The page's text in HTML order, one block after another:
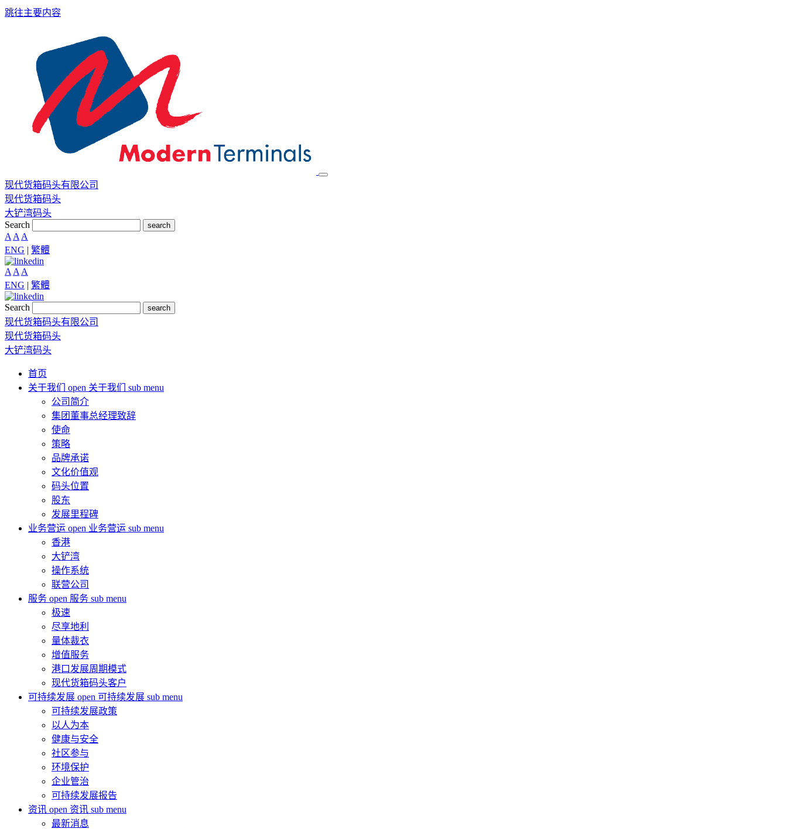
跳往主要内容
现代货箱码头有限公司
现代货箱码头
大铲湾码头
Search
search
A A A
ENG | 繁體
A A A
ENG | 繁體
Search search
现代货箱码头有限公司
现代货箱码头
大铲湾码头
首页
关于我们 open 关于我们 sub menu
公司简介
集团董事总经理致辞
使命
策略
品牌承诺
文化价值观
码头位置
股东
发展里程碑
业务营运 open 业务营运 sub menu
香港
大铲湾
操作系统
联营公司
服务 open 服务 sub menu
极速
尽享地利
量体裁衣
增值服务
港口发展周期模式
现代货箱码头客户
可持续发展 open 可持续发展 sub menu
可持续发展政策
以人为本
健康与安全
社区参与
环境保护
企业管治
可持续发展报告
资讯 open 资讯 sub menu
最新消息